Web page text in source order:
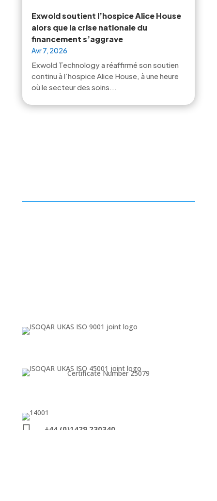
Exwold soutient l’hospice Alice House
alors que la crise nationale du
financement s’aggrave
Avr 7, 2026
Exwold Technology a réaffirmé son soutien
continu à l’hospice Alice House, à une heure
où le secteur des soins...
Certificate Number 25079
 +44 (0)1429 230340